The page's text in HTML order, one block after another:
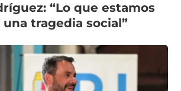
“Lo que estamos
tragedia social”